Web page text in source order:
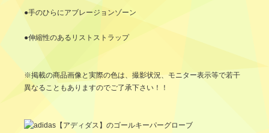
●手のひらにアブレージョンゾーン
●伸縮性のあるリストストラップ
※掲載の商品画像と実際の色は、撮影状況、モニター表示等で若干
異なることもありますのでご了承下さい！！